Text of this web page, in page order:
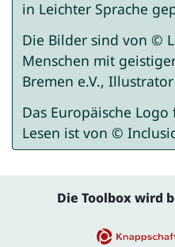
in Leichter Sprache
Die Bilder sind von ©
Menschen mit
Bremen e.V.,
Das Europäische
Lesen ist von ©
Die Toolbox wird